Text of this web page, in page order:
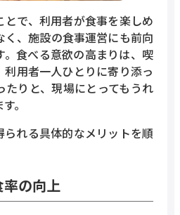
で、利用者が食事を楽しめ
く、施設の食事運営にも前向
。食べる意欲の高まりは、喫
用者一人ひとりに寄り添っ
たりと、現場にとってもうれ
。
れる具体的なメリットを順
の向上